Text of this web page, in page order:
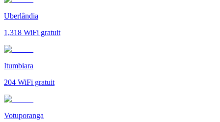
Uberlândia
1,318 WiFi gratuit
Itumbiara
204 WiFi gratuit
Votuporanga